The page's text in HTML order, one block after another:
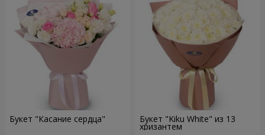
Букет "Касание сердца" Букет "Kiku White" из 13
хризантем